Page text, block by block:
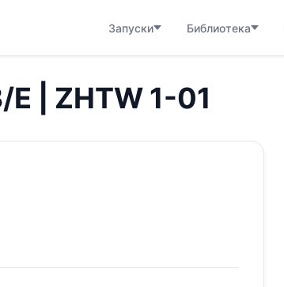
Запуски Библиотека
| ZHTW 1-01